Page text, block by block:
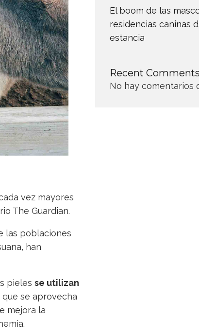
vez mayores
The Guardian.
las poblaciones
han
pieles se utilizan
se aprovecha
mejora la
El boom de las
residencias caninas
estancia
Recent Comments
No hay comentarios